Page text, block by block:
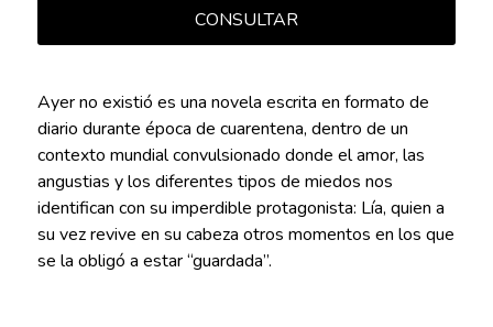
CONSULTAR
Ayer no existió es una novela escrita en formato de
diario durante época de cuarentena, dentro de un
contexto mundial convulsionado donde el amor, las
angustias y los diferentes tipos de miedos nos
identifican con su imperdible protagonista: Lía, quien a
su vez revive en su cabeza otros momentos en los que
se la obligó a estar “guardada”.